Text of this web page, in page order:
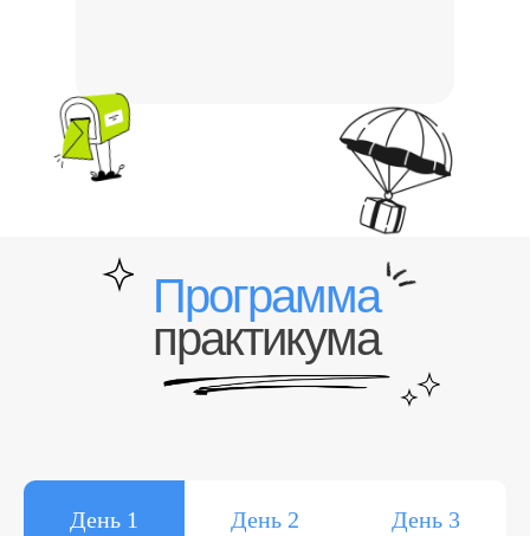
Программа
практикума
День 1 День 2 День 3